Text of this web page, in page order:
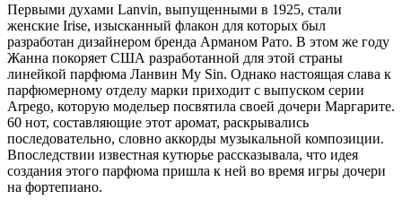
Первыми духами Lanvin, выпущенными в 1925, стали
женские Irise, изысканный флакон для которых был
разработан дизайнером бренда Арманом Рато. В этом же году
Жанна покоряет США разработанной для этой страны
линейкой парфюма Ланвин My Sin. Однако настоящая слава к
парфюмерному отделу марки приходит с выпуском серии
Arpego, которую модельер посвятила своей дочери Маргарите.
60 нот, составляющие этот аромат, раскрывались
последовательно, словно аккорды музыкальной композиции.
Впоследствии известная кутюрье рассказывала, что идея
создания этого парфюма пришла к ней во время игры дочери
на фортепиано.